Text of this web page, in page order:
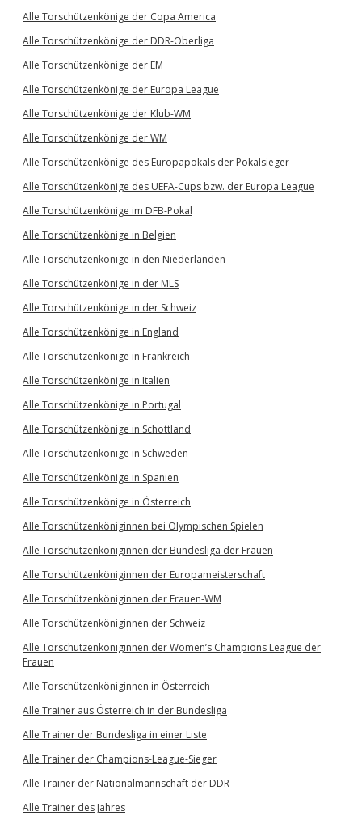
Alle Torschützenkönige der Copa America
Alle Torschützenkönige der DDR-Oberliga
Alle Torschützenkönige der EM
Alle Torschützenkönige der Europa League
Alle Torschützenkönige der Klub-WM
Alle Torschützenkönige der WM
Alle Torschützenkönige des Europapokals der Pokalsieger
Alle Torschützenkönige des UEFA-Cups bzw. der Europa League
Alle Torschützenkönige im DFB-Pokal
Alle Torschützenkönige in Belgien
Alle Torschützenkönige in den Niederlanden
Alle Torschützenkönige in der MLS
Alle Torschützenkönige in der Schweiz
Alle Torschützenkönige in England
Alle Torschützenkönige in Frankreich
Alle Torschützenkönige in Italien
Alle Torschützenkönige in Portugal
Alle Torschützenkönige in Schottland
Alle Torschützenkönige in Schweden
Alle Torschützenkönige in Spanien
Alle Torschützenkönige in Österreich
Alle Torschützenköniginnen bei Olympischen Spielen
Alle Torschützenköniginnen der Bundesliga der Frauen
Alle Torschützenköniginnen der Europameisterschaft
Alle Torschützenköniginnen der Frauen-WM
Alle Torschützenköniginnen der Schweiz
Alle Torschützenköniginnen der Women’s Champions League der
Frauen
Alle Torschützenköniginnen in Österreich
Alle Trainer aus Österreich in der Bundesliga
Alle Trainer der Bundesliga in einer Liste
Alle Trainer der Champions-League-Sieger
Alle Trainer der Nationalmannschaft der DDR
Alle Trainer des Jahres